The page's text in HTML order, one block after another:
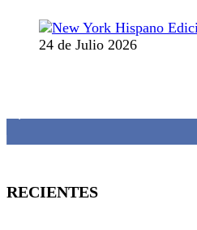
24 de Julio 2026
RECIENTES